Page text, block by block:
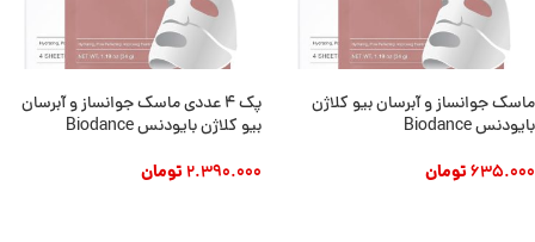
ماسک جوانساز و آبرسان بیو کلاژن
بایودنس Biodance
635.000تومان
پک ۴ عددی ماسک جوانساز و آبرسان
بیو کلاژن بایودنس Biodance
2.390.000تومان